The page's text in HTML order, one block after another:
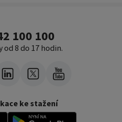
100 100
od 8 do 17 hodin.
ke stažení